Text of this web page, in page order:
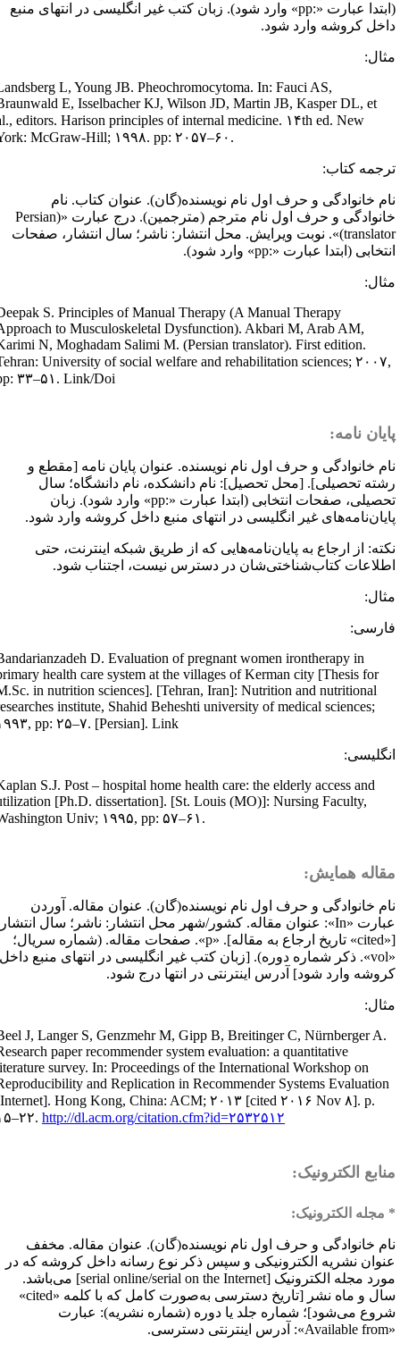
عبارت « pp:» وارد شود). زبان کتب غیر انگلیسی در انتهای منبع
کروشه وارد شود.
Landsberg L, Young JB. Pheochromocytoma. In: Fauci AS,
Braunwald E, Isselbacher KJ, Wilson JD, Martin JB, Kasper DL, et
al., editors. Harison principles of internal medicine. ۱۴th ed. New
York: McGraw-Hill; ۱۹۹۸. pp: ۲۰۵۷–۶۰.
کتاب:
خانوادگی و حرف اول نام نویسنده(گان). عنوان کتاب. نام
و حرف اول نام مترجم (مترجمین). درج عبارت «(Persian
)». نوبت ویرایش. محل انتشار: ناشر؛ سال انتشار، صفحات
(ابتدا عبارت « pp:» وارد شود).
Deepak S. Principles of Manual Therapy (A Manual Therapy
Approach to Musculoskeletal Dysfunction). Akbari M, Arab AM,
Karimi N, Moghadam Salimi M. (Persian translator). First edition.
Tehran: University of social welfare and rehabilitation sciences; ۲۰۰۷,
pp: ۳۳–۵۱. Link/Doi
نامه:
خانوادگی و حرف اول نام نویسنده. عنوان پایان نامه [مقطع و
تحصیلی]. [محل تحصیل]: نام دانشکده، نام دانشگاه؛ سال
صفحات انتخابی (ابتدا عبارت « pp:» وارد شود). زبان
غیر انگلیسی در انتهای منبع داخل کروشه وارد شود.
از ارجاع به پایان‌نامه‌هایی که از طریق شبکه اینترنت، حتی
کتاب‌شناختی‌شان در دسترس نیست، اجتناب شود.
Bandarianzadeh D. Evaluation of pregnant women irontherapy in
primary health care system at the villages of Kerman city [Thesis for
M.Sc. in nutrition sciences]. [Tehran, Iran]: Nutrition and nutritional
researches institute, Shahid Beheshti university of medical sciences;
۱۹۹۳, pp: ۲۵–۷. [Persian]. Link
Kaplan S.J. Post – hospital home health care: the elderly access and
utilization [Ph.D. dissertation]. [St. Louis (MO)]: Nursing Faculty,
Washington Univ; ۱۹۹۵, pp: ۵۷–۶۱.
همایش:
خانوادگی و حرف اول نام نویسنده(گان). عنوان مقاله. آوردن
«
In»: عنوان مقاله. کشور/شهر محل انتشار: ناشر؛ سال انتشار.
cited» تاریخ ارجاع به مقاله]. « p». صفحات مقاله. (شماره سریال؛
vol». ذکر شماره دوره). [زبان کتب غیر انگلیسی در انتهای منبع داخل
وارد شود] آدرس اینترنتی در انتها درج شود.
Beel J, Langer S, Genzmehr M, Gipp B, Breitinger C, Nürnberger A.
Research paper recommender system evaluation: a quantitative
literature survey. In: Proceedings of the International Workshop on
Reproducibility and Replication in Recommender Systems Evaluation
[Internet]. Hong Kong, China: ACM; ۲۰۱۳ [cited ۲۰۱۶ Nov ۸]. p.
۱۵–۲۲.http://dl.acm.org/citation.cfm?id=۲۵۳۲۵۱۲
الکترونیک:
مجله الکترونیک:
خانوادگی و حرف اول نام نویسنده(گان). عنوان مقاله. مخفف
نشریه الکترونیکی و سپس ذکر نوع رسانه داخل کروشه که در
مجله الکترونیک [ serial online/serial on the Internet] می‌باشد.
و ماه نشر [تاریخ دسترسی به‌صورت کامل که با کلمه « cited
»
می‌شود]؛ شماره جلد یا دوره (شماره نشریه): عبارت
Available from»: آدرس اینترنتی دسترسی.